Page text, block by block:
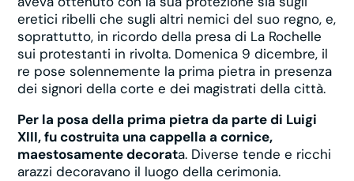
eretici ribelli che sugli altri nemici del suo regno, e,
soprattutto, in ricordo della presa di La Rochelle
sui protestanti in rivolta. Domenica 9 dicembre, il
re pose solennemente la prima pietra in presenza
dei signori della corte e dei magistrati della città.
Per la posa della prima pietra da parte di Luigi
XIII, fu costruita una cappella a cornice,
maestosamente decorata. Diverse tende e ricchi
arazzi decoravano il luogo della cerimonia.